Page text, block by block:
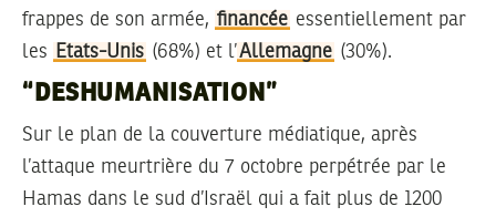
frappes de son armée, financée essentiellement par
les
Etats-Unis (68%) et l’Allemagne (30%).
“DESHUMANISATION”
Sur le plan de la couverture médiatique, après
l’attaque meurtrière du 7 octobre perpétrée par le
Hamas dans le sud d’Israël qui a fait plus de 1200